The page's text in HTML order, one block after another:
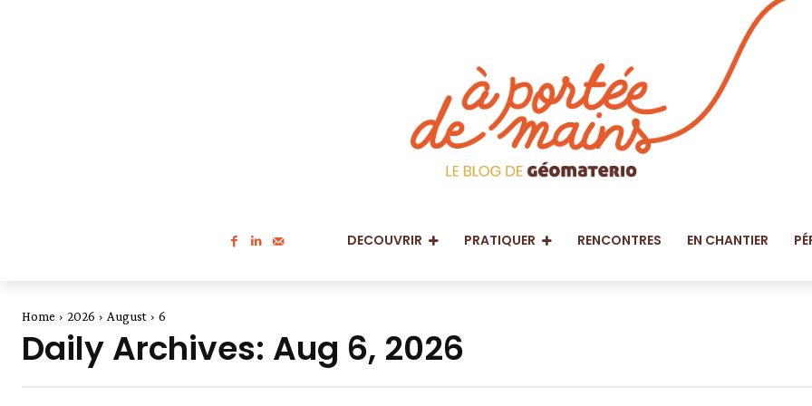
DECOUVRIR PRATIQUER RENCONTRES EN CHANTIER
Home 2026 August 6
Daily Archives: Aug 6, 2026